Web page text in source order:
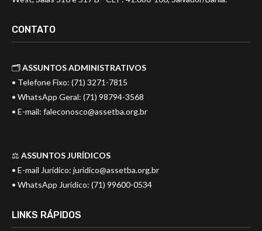
CONTATO
🗂️ASSUNTOS ADMINISTRATIVOS
• Telefone Fixo: (71) 3271-7815
• WhatsApp Geral: (71) 98794-3568
• E-mail: faleconosco@assetba.org.br
⚖️ ASSUNTOS JURÍDICOS
• E-mail Jurídico: juridico@assetba.org.br
• WhatsApp Jurídico: (71) 99600-0534
LINKS RÁPIDOS